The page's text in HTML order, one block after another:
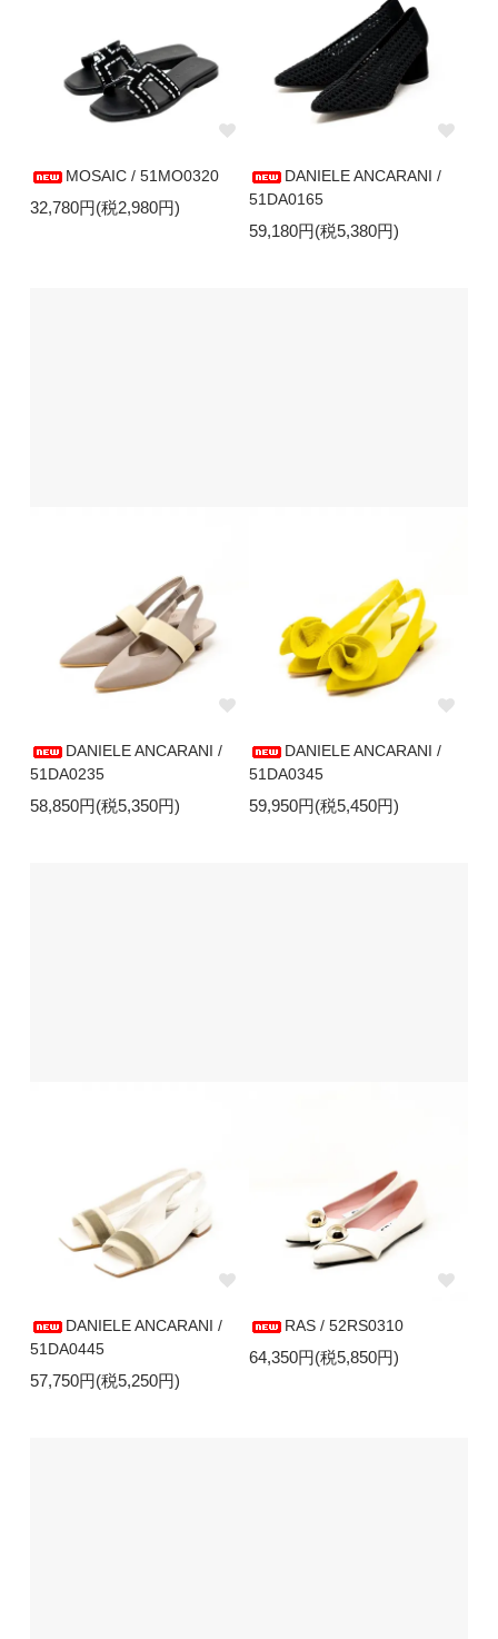
MOSAIC / 51MO0320
32,780円(税2,980円)
DANIELE ANCARANI /
51DA0165
59,180円(税5,380円)
DANIELE ANCARANI /
51DA0235
58,850円(税5,350円)
DANIELE ANCARANI /
51DA0345
59,950円(税5,450円)
DANIELE ANCARANI /
51DA0445
57,750円(税5,250円)
RAS / 52RS0310
64,350円(税5,850円)